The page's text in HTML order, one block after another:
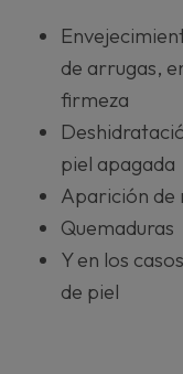
de arrugas,
firmeza
piel apagada
Aparición de
Quemaduras
Y en los
de piel